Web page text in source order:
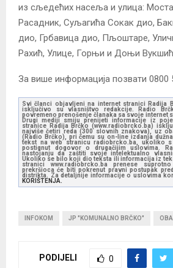
из сљедећих насеља и улица:
Расадник, Суљагића Сокак дио,
дио, Грбавица дио, Пљоштаре,
Рахић, Улице, Горњи и Доњи
За више информација позвати 0800
Svi članci objavljeni na internet stranici Radija
isključivo su vlasništvo redakcije. Radio
povremeno prenošenje članaka sa svoje internet
Drugi mediji smiju prenijeti informacije iz
stranice Radija Brčko (www.radiobrcko.ba)
najviše četiri reda (300 slovnih znakova), uz
(Radio Brčko), pri čemu su on-line izdanja
tekst na web stranicu radiobrcko.ba, ukoliko
postignut dogovor o drugačijim uslovima.
nastojanju da zaštiti svoje intelektualno
Ukoliko se bilo koji dio teksta ili informacija iz
stranici www.radiobrcko.ba prenese
prekršioca će biti pokrenut pravni postupak
distrikta. Za detaljnije informacije o uslovima
KORIŠTENJA.
INFOKOM JP "KOMUNALNO BRČKO"
PODIJELI 0